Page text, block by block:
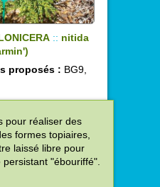
:: nitida
proposés : BG9,
pour réaliser des
formes topiaires,
laissé libre pour
"ébouriffé".